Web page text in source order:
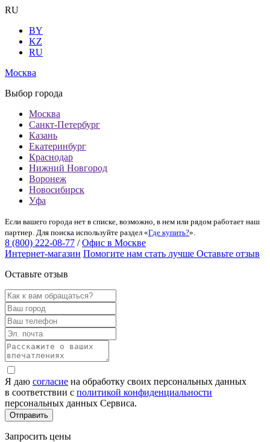
RU
BY
KZ
RU
Москва
Выбор города
Москва
Санкт-Петербург
Казань
Екатеринбург
Краснодар
Нижний Новгород
Воронеж
Новосибирск
Уфа
Если вашего города нет в списке, возможно, в нем или рядом работает наш
партнер. Для поиска используйте раздел «Где купить?».
8 (800) 222-08-77 / Офис в Москве
Интернет-магазин Помогите нам стать лучше Оставьте отзыв
Оставьте отзыв
Я даю согласие на обработку своих персональных данных
в соответствии с политикой конфиденциальности
персональных данных Сервиса.
Запросить цены